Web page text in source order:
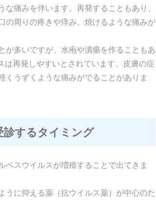
痛みを伴います。再発することもあり、
の周りの疼きや痒み、焼けるような痛みが
が多いですが、水疱や潰瘍を作ることもあ
は再発しやすいとされています。皮膚の症
くうずくような痛みがでることがありま
するタイミング
ペスウイルスが増殖することで出てきま
うに抑える薬（抗ウイルス薬）が中心のた